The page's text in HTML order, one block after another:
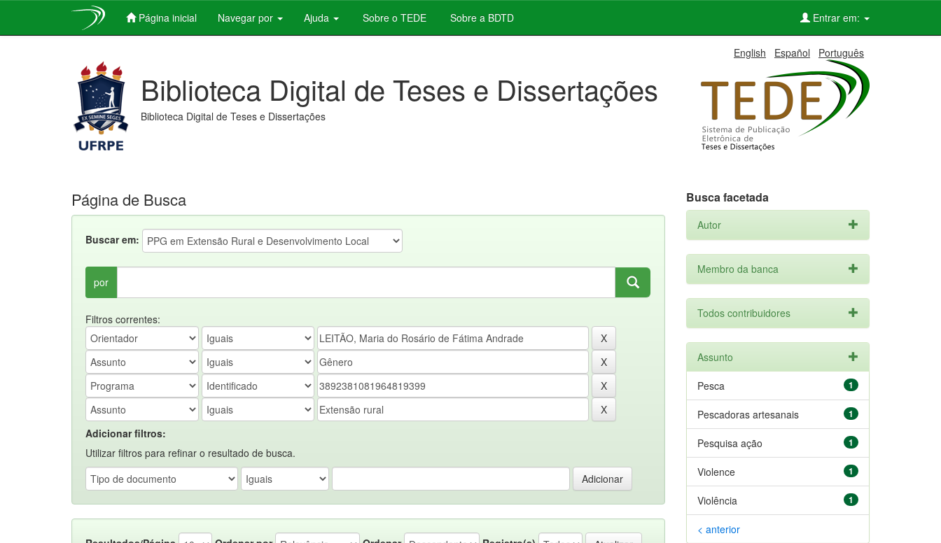
Página inicial Navegar por Ajuda Sobre o TEDE Sobre a BDTD Entrar em:
English Español Português
Biblioteca Digital de Teses e Dissertações
Biblioteca Digital de Teses e Dissertações
Página de Busca
Buscar em:
por
Filtros correntes:
Adicionar filtros:
Utilizar filtros para refinar o resultado de busca.
Busca facetada
Autor
Membro da banca
Todos contribuidores
Assunto
1
Pesca
1
Pescadoras artesanais
1
Pesquisa ação
1
Violence
1
Violência
< anterior